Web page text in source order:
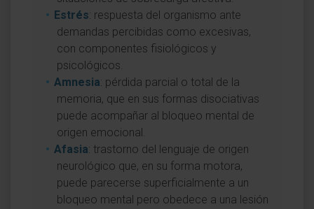
Estrés: respuesta del organismo ante
demandas percibidas como excesivas,
con componentes fisiológicos y
psicológicos.
Amnesia: pérdida parcial o total de la
memoria, que en sus formas disociativas
puede acompañar al bloqueo mental de
origen emocional.
Afasia: trastorno del lenguaje de origen
neurológico que, en su forma motora,
puede parecerse superficialmente a un
bloqueo mental pero obedece a una lesión